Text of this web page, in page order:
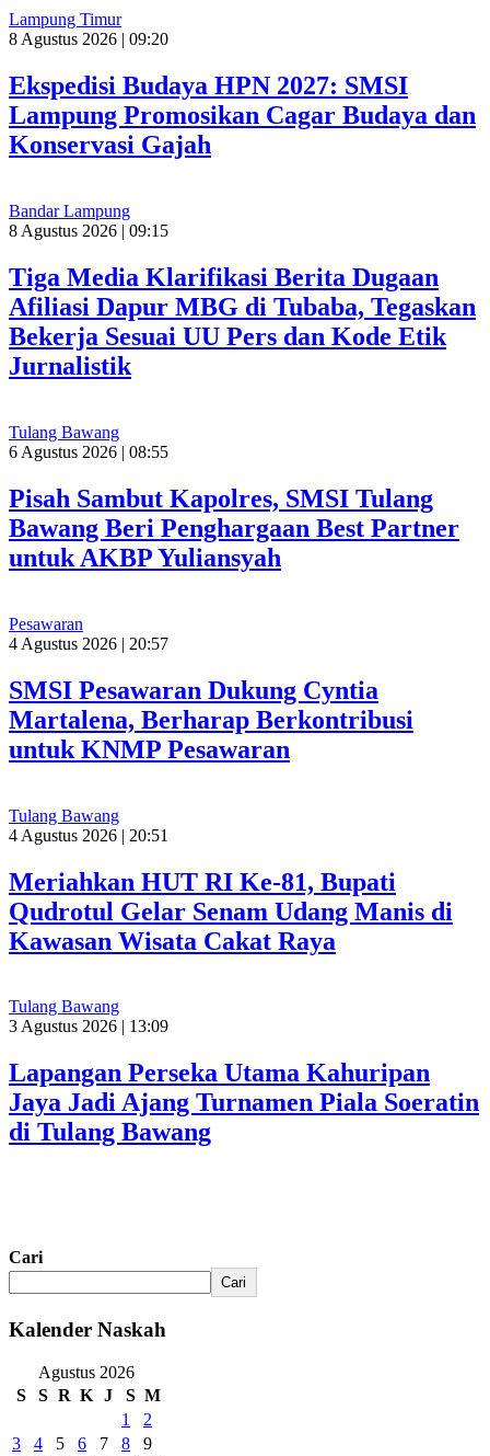
Lampung Timur
8 Agustus 2026 | 09:20
Ekspedisi Budaya HPN 2027: SMSI
Lampung Promosikan Cagar Budaya dan
Konservasi Gajah
Bandar Lampung
8 Agustus 2026 | 09:15
Tiga Media Klarifikasi Berita Dugaan
Afiliasi Dapur MBG di Tubaba, Tegaskan
Bekerja Sesuai UU Pers dan Kode Etik
Jurnalistik
Tulang Bawang
6 Agustus 2026 | 08:55
Pisah Sambut Kapolres, SMSI Tulang
Bawang Beri Penghargaan Best Partner
untuk AKBP Yuliansyah
Pesawaran
4 Agustus 2026 | 20:57
SMSI Pesawaran Dukung Cyntia
Martalena, Berharap Berkontribusi
untuk KNMP Pesawaran
Tulang Bawang
4 Agustus 2026 | 20:51
Meriahkan HUT RI Ke-81, Bupati
Qudrotul Gelar Senam Udang Manis di
Kawasan Wisata Cakat Raya
Tulang Bawang
3 Agustus 2026 | 13:09
Lapangan Perseka Utama Kahuripan
Jaya Jadi Ajang Turnamen Piala Soeratin
di Tulang Bawang
Cari
Cari
Kalender Naskah
Agustus 2026
S
S R K J S M
1
2
3
4 5 6 7 8
9